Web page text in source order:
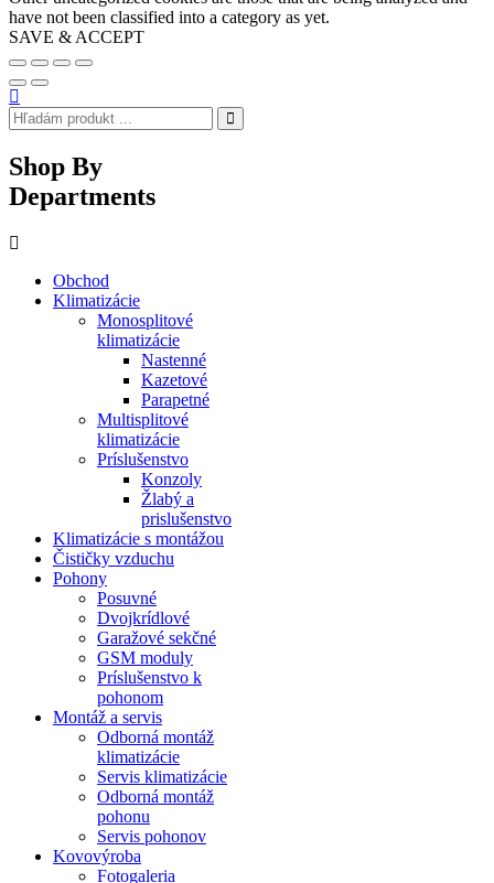
have not been classified into a category as yet.
SAVE & ACCEPT
Shop By
Departments
Obchod
Klimatizácie
Monosplitové
klimatizácie
Nastenné
Kazetové
Parapetné
Multisplitové
klimatizácie
Príslušenstvo
Konzoly
Žlabý a
prislušenstvo
Klimatizácie s montážou
Čističky vzduchu
Pohony
Posuvné
Dvojkrídlové
Garažové sekčné
GSM moduly
Príslušenstvo k
pohonom
Montáž a servis
Odborná montáž
klimatizácie
Servis klimatizácie
Odborná montáž
pohonu
Servis pohonov
Kovovýroba
Fotogaleria